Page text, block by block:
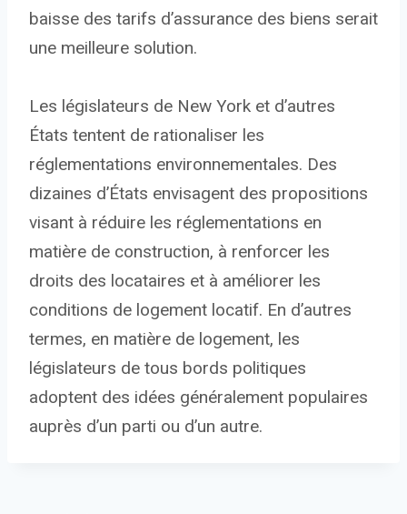
baisse des tarifs d’assurance des biens serait
une meilleure solution.
Les législateurs de New York et d’autres
États tentent de rationaliser les
réglementations environnementales. Des
dizaines d’États envisagent des propositions
visant à réduire les réglementations en
matière de construction, à renforcer les
droits des locataires et à améliorer les
conditions de logement locatif. En d’autres
termes, en matière de logement, les
législateurs de tous bords politiques
adoptent des idées généralement populaires
auprès d’un parti ou d’un autre.